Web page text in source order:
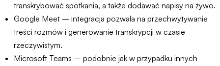
transkrybować spotkania, a także dodawać napisy na żywo.
Google Meet – integracja pozwala na przechwytywanie
treści rozmów i generowanie transkrypcji w czasie
rzeczywistym.
Microsoft Teams – podobnie jak w przypadku innych